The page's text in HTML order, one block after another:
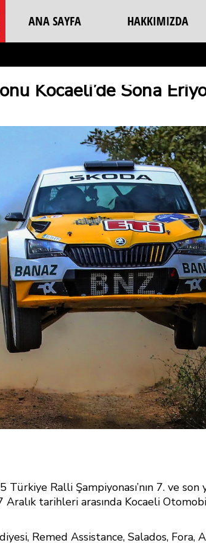
ANA SAYFA HAKKIMIZDA
Kocaeli’de Sona
Ralli Şampiyonası’nın 7. ve son
Aralık tarihleri arasında Kocaeli
Remed Assistance, Salados, Fora,